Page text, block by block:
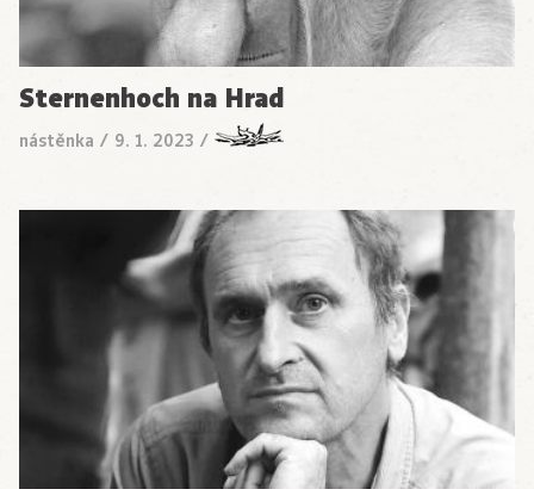
Sternenhoch na Hrad
nástěnka / 9. 1. 2023 /